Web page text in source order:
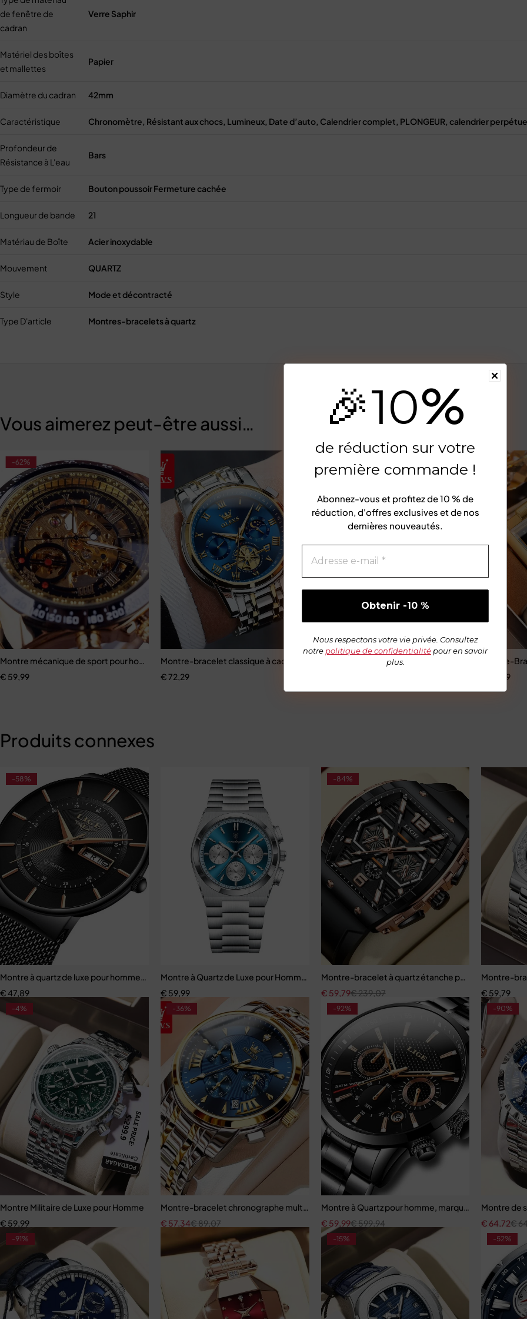
de fenêtre de
cadran
Verre Saphir
Matériel des boîtes
et mallettes
Papier
Diamètre du cadran 42mm
Caractéristique Chronomètre, Résistant aux chocs, Lumineux, Date d’auto, Calendrier complet, PLONGEUR, calendrier
Profondeur de
Résistance à L'eau
Bars
Type de fermoir Bouton poussoir Fermeture cachée
Longueur de bande 21
Matériau de Boîte Acier inoxydable
Mouvement QUARTZ
Style Mode et décontracté
Type D'article Montres-bracelets à quartz
Vous aimerez peut-être aussi…
Étanche
-62%
Montre mécanique de sport pour hommes
€ 59,99
Montre-bracelet classique à cadran romain pour homme
€72,29
Montre-bracelet de sport en acier à quartz doré
Montre-
59,99
Produits connexes
-58%
Montre à quartz de luxe pour homme, étanche, ultra fine
€47,89
Montre à Quartz de Luxe pour Homme, dehors, Militaire
€ 59,99
-84%
Montre-bracelet à quartz étanche pour homme,
€239,07
€ 59,79
Montre-
€ 59,79
-4%
Montre Militaire de Luxe pour Homme
€ 59,99
-36%
Montre-bracelet chronographe multifonctionnelle étanche pour homme
€89,07
€ 57,34
-92%
Montre à Quartz pour homme, marque de luxe
€599,94
€ 59,99
-90%
Montre de
€
€ 64,72
-91% -15% -52%
🎉10%
de réduction sur votre
première commande !
Abonnez-vous et profitez de10 % de
réduction, d'offres exclusives et de nos
dernières nouveautés.
Nous respectons votre vie privée. Consultez
notre politique de confidentialité pour en savoir
plus.